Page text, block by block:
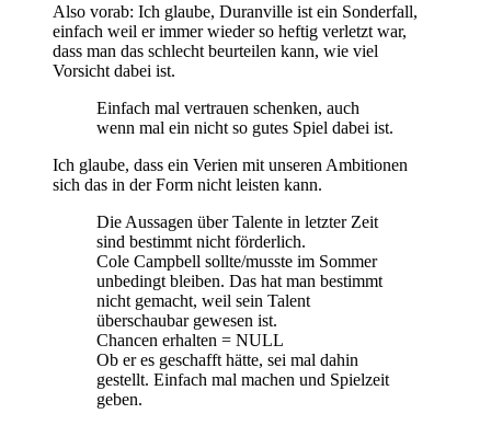
Also vorab: Ich glaube, Duranville ist ein Sonderfall,
einfach weil er immer wieder so heftig verletzt war,
dass man das schlecht beurteilen kann, wie viel
Vorsicht dabei ist.
Einfach mal vertrauen schenken, auch
wenn mal ein nicht so gutes Spiel dabei ist.
Ich glaube, dass ein Verien mit unseren Ambitionen
sich das in der Form nicht leisten kann.
Die Aussagen über Talente in letzter Zeit
sind bestimmt nicht förderlich.
Cole Campbell sollte/musste im Sommer
unbedingt bleiben. Das hat man bestimmt
nicht gemacht, weil sein Talent
überschaubar gewesen ist.
Chancen erhalten = NULL
Ob er es geschafft hätte, sei mal dahin
gestellt. Einfach mal machen und Spielzeit
geben.